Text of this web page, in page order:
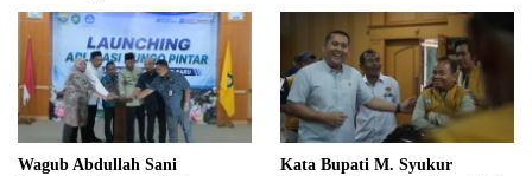
Wagub Abdullah Sani
Kata Bupati M. Syukur